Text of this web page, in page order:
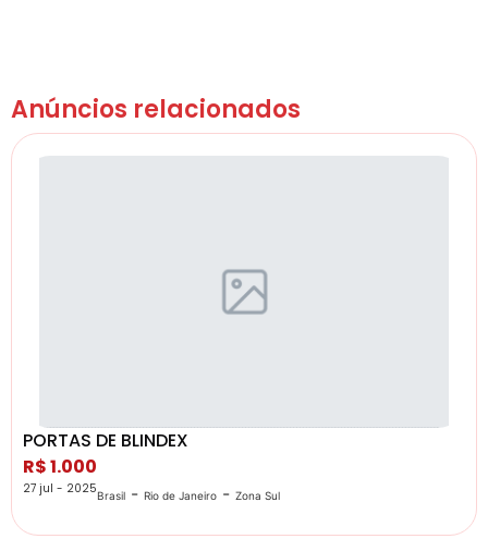
Anúncios relacionados
PORTAS DE BLINDEX
R$ 1.000
27 jul - 2025Brasil - Rio de Janeiro - Zona Sul